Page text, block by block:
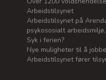
Arbeidstilsynet
Arbeidstilsynet på
psykososialt
Syk i ferien?
Nye muligheter til å
Arbeidstilsynet fører